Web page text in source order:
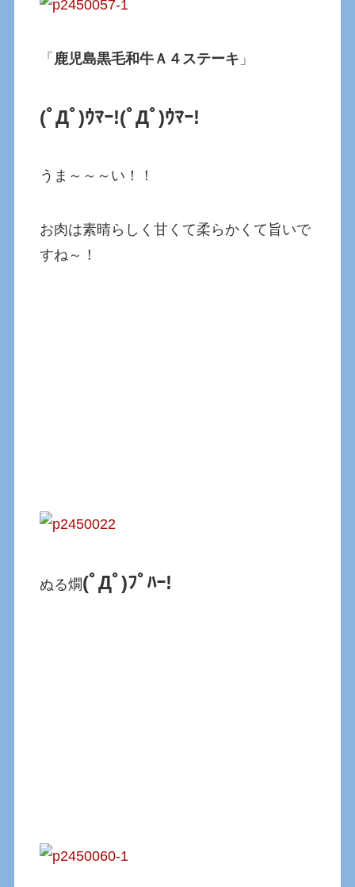
「 鹿児島黒毛和牛Ａ４ステーキ 」
(ﾟДﾟ)ｳﾏｰ!(ﾟДﾟ)ｳﾏｰ!
うま～～～い！！
お肉は素晴らしく甘くて柔らかくて旨いで
すね～！
ぬる燗(ﾟДﾟ)ﾌﾟﾊｰ!